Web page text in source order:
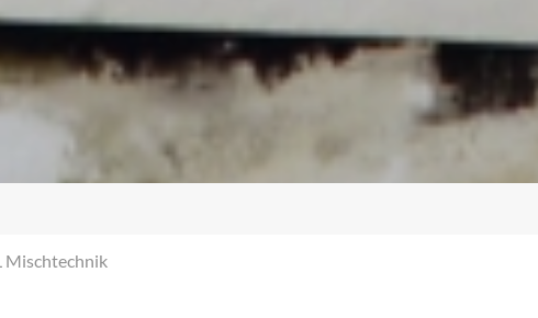
Mischtechnik